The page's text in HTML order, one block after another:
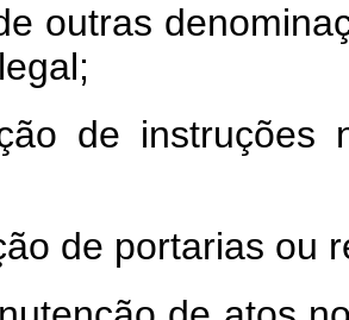
outras
de instruções
de portarias ou